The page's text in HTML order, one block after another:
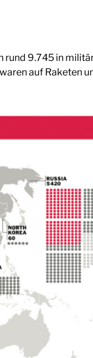
9.745 in
auf Raketen